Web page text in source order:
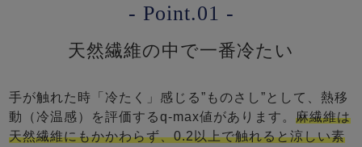
- Point.01 -
天然繊維の中で一番冷たい
手が触れた時「冷たく」感じる”ものさし”として、熱移
動（冷温感）を評価するq-max値があります。麻繊維は
天然繊維にもかかわらず、0.2以上で触れると涼しい素